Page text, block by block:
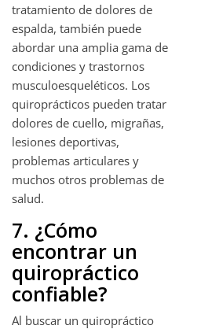
tratamiento de dolores de
espalda, también puede
abordar una amplia gama de
condiciones y trastornos
musculoesqueléticos. Los
quiroprácticos pueden tratar
dolores de cuello, migrañas,
lesiones deportivas,
problemas articulares y
muchos otros problemas de
salud.
7. ¿Cómo
encontrar un
quiropráctico
confiable?
Al buscar un quiropráctico